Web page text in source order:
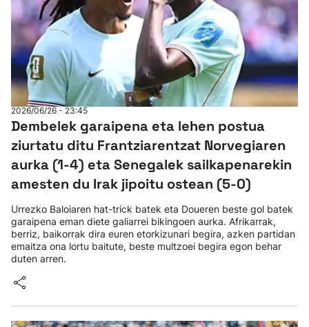
2026/06/26 - 23:45
Dembelek garaipena eta lehen postua
ziurtatu ditu Frantziarentzat Norvegiaren
aurka (1-4) eta Senegalek sailkapenarekin
amesten du Irak jipoitu ostean (5-0)
Urrezko Baloiaren hat-trick batek eta Doueren beste gol batek
garaipena eman diete galiarrei bikingoen aurka. Afrikarrak,
berriz, baikorrak dira euren etorkizunari begira, azken partidan
emaitza ona lortu baitute, beste multzoei begira egon behar
duten arren.